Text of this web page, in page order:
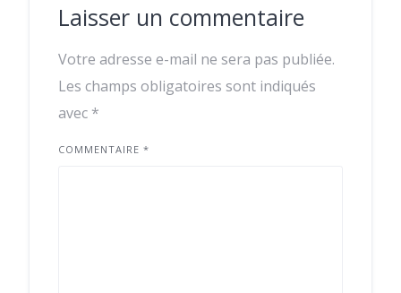
Laisser un commentaire
Votre adresse e-mail ne sera pas publiée.
Les champs obligatoires sont indiqués
avec *
COMMENTAIRE *